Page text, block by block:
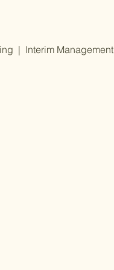
| Interim Management